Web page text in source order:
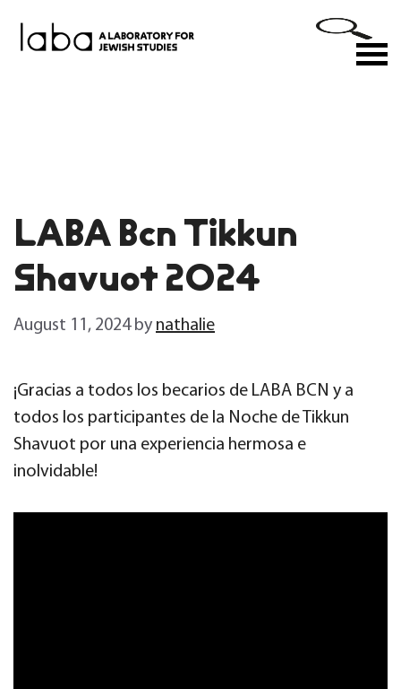
LABA Bcn Tikkun
Shavuot 2024
August 11, 2024 by nathalie
¡Gracias a todos los becarios de LABA BCN y a
todos los participantes de la Noche de Tikkun
Shavuot por una experiencia hermosa e
inolvidable!